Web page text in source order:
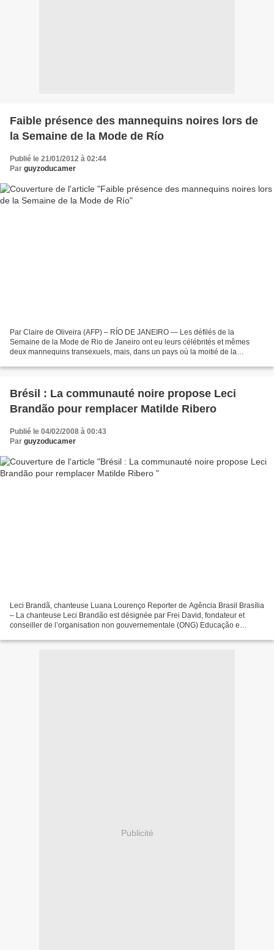
Faible présence des mannequins noires lors de
la Semaine de la Mode de Río
Publié le 21/01/2012 à 02:44
Par guyzoducamer
Par Claire de Oliveira (AFP) – RÍO DE JANEIRO — Les défilés de la
Semaine de la Mode de Rio de Janeiro ont eu leurs célébrités et mêmes
deux mannequins transexuels, mais, dans un pays où la moitié de la
Brésil : La communauté noire propose Leci
Brandão pour remplacer Matilde Ribero
Publié le 04/02/2008 à 00:43
Par guyzoducamer
Leci Brandã, chanteuse Luana Lourenço Reporter de Agência Brasil Brasília
– La chanteuse Leci Brandão est désignée par Frei David, fondateur et
conseiller de l’organisation non gouvernementale (ONG) Educação e
Publicité